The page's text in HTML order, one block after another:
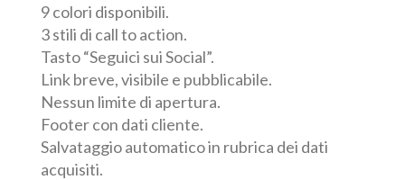
9 colori disponibili.
3 stili di call to action.
Tasto “Seguici sui Social”.
Link breve, visibile e pubblicabile.
Nessun limite di apertura.
Footer con dati cliente.
Salvataggio automatico in rubrica dei dati
acquisiti.